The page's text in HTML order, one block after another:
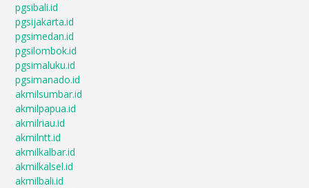
pgsibali.id
pgsijakarta.id
pgsimedan.id
pgsilombok.id
pgsimaluku.id
pgsimanado.id
akmilsumbar.id
akmilpapua.id
akmilriau.id
akmilntt.id
akmilkalbar.id
akmilkalsel.id
akmilbali.id